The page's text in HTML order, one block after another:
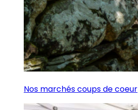
Nos marchés coups de coeur